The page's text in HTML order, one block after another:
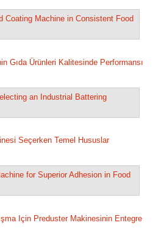
Gıda Ürünleri Kalitesinde Performansı
Seçerken Temel Hususlar
Için Preduster Makinesinin Entegre